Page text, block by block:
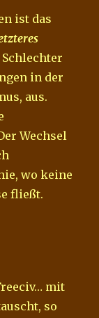
ist das
in der
aus.
Wechsel
wo keine
fließt.
mit
so